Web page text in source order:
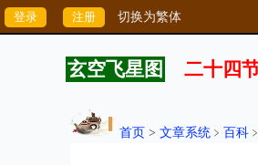
切换为繁体
玄空飞星图 二十四
首页 > 文章系统 ﹥ 百科 ﹥